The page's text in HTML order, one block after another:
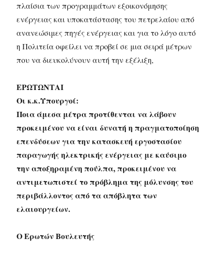
πλαίσια των προγραμμάτων εξοικονόμησης
ενέργειας και υποκατάστασης του πετρελαίου από
ανανεώσιμες πηγές ενέργειας και για το λόγο αυτό
η Πολιτεία οφείλει να προβεί σε μια σειρά μέτρων
που να διευκολύνουν αυτή την εξέλιξη,
ΕΡΩΤΩΝΤΑΙ
Οι κ.κ.Υπουργοί:
Ποια άμεσα μέτρα προτίθενται να λάβουν
προκειμένου να είναι δυνατή η πραγματοποίηση
επενδύσεων για την κατασκευή εργοστασίου
παραγωγής ηλεκτρικής ενέργειας με καύσιμο
την αποξηραμένη πούλπα, προκειμένου να
αντιμετωπιστεί το πρόβλημα της μόλυνσης του
περιβάλλοντος από τα απόβλητα των
ελαιουργείων.
Ο Ερωτών Βουλευτής